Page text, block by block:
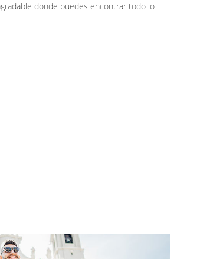
donde puedes encontrar todo lo